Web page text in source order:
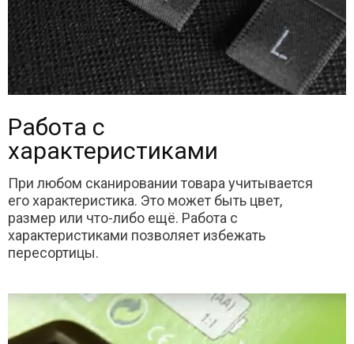
Работа с
характеристиками
При любом сканировании товара учитывается
его характеристика. Это может быть цвет,
размер или что-либо ещё. Работа с
характеристиками позволяет избежать
пересортицы.